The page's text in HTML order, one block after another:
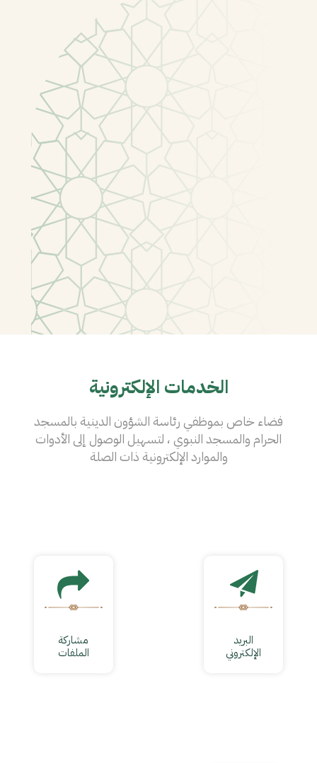
الخدمات الإلكترونية
فضاء خاص بموظفي رئاسة الشؤون الدينية بالمسجد
الحرام والمسجد النبوي ، لتسهيل الوصول إلى الأدوات
والموارد الإلكترونية ذات الصلة
البريد
الإلكتروني
مشاركة
الملفات